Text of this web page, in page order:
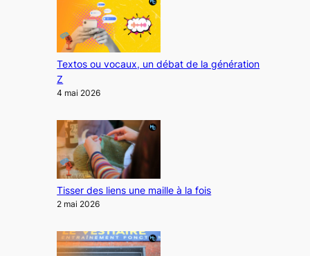
Textos ou vocaux, un débat de la génération
Z
4 mai 2026
Tisser des liens une maille à la fois
2 mai 2026